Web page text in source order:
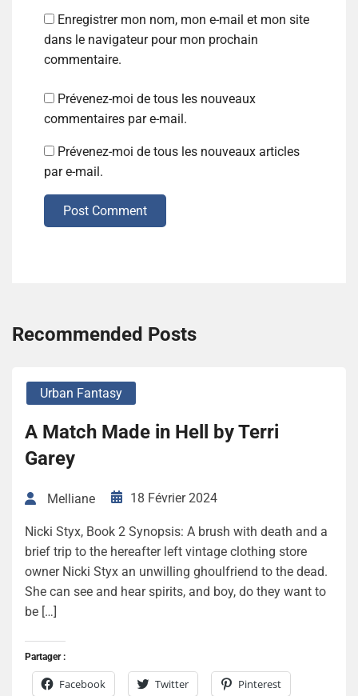
Enregistrer mon nom, mon e-mail et mon site
dans le navigateur pour mon prochain
commentaire.
Prévenez-moi de tous les nouveaux
commentaires par e-mail.
Prévenez-moi de tous les nouveaux articles
par e-mail.
Post Comment
Recommended Posts
Urban Fantasy
A Match Made in Hell by Terri
Garey
Melliane 18 Février 2024
Nicki Styx, Book 2 Synopsis: A brush with death and a
brief trip to the hereafter left vintage clothing store
owner Nicki Styx an unwilling ghoulfriend to the dead.
She can see and hear spirits, and boy, do they want to
be […]
Partager :
Facebook Twitter Pinterest